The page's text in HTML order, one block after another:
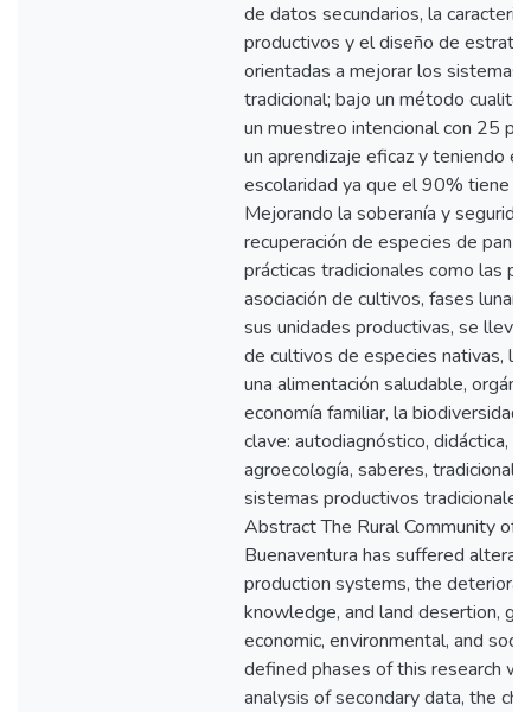
de datos secundarios, la
productivos y el diseño de
orientadas a mejorar los sistemas
tradicional; bajo un método
un muestreo intencional con 25
un aprendizaje eficaz y teniendo
escolaridad ya que el 90% tiene
Mejorando la soberanía y
recuperación de especies de pan
prácticas tradicionales como las
asociación de cultivos, fases
sus unidades productivas, se
de cultivos de especies nativas,
una alimentación saludable,
economía familiar, la
clave: autodiagnóstico, didáctica,
agroecología, saberes,
sistemas productivos
Abstract The Rural Community of
Buenaventura has suffered
production systems, the
knowledge, and land desertion,
economic, environmental, and
defined phases of this research
analysis of secondary data, the